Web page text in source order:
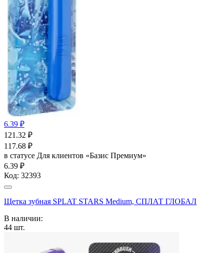
6.39 ₽
121.32 ₽
117.68 ₽
в статусе Для клиентов «Базис Премиум»
6.39 ₽
Код: 32393
Щетка зубная SPLAT STARS Medium, СПЛАТ ГЛОБАЛ
В наличии:
44 шт.